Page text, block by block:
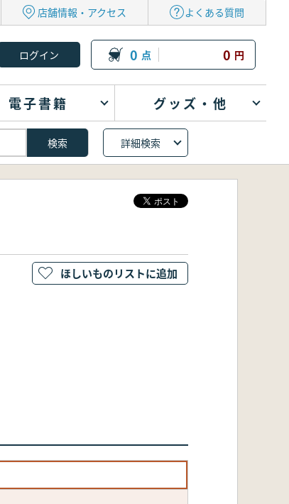
店舗情報・アクセス よくある質問
0 点 0 円
電子書籍 グッズ・他
詳細検索
ほしいものリストに追加